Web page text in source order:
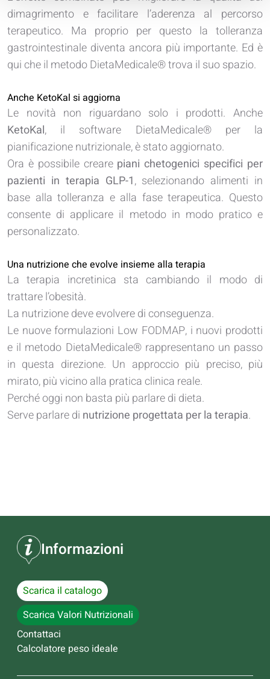
dimagrimento e facilitare l’aderenza al percorso
terapeutico. Ma proprio per questo la tolleranza
gastrointestinale diventa ancora più importante. Ed è
qui che il metodo DietaMedicale® trova il suo spazio.
Anche KetoKal si aggiorna
Le novità non riguardano solo i prodotti. Anche
KetoKal, il software DietaMedicale® per la
pianificazione nutrizionale, è stato aggiornato.
Ora è possibile creare piani chetogenici specifici per
pazienti in terapia GLP-1, selezionando alimenti in
base alla tolleranza e alla fase terapeutica. Questo
consente di applicare il metodo in modo pratico e
personalizzato.
Una nutrizione che evolve insieme alla terapia
La terapia incretinica sta cambiando il modo di
trattare l’obesità.
La nutrizione deve evolvere di conseguenza.
Le nuove formulazioni Low FODMAP, i nuovi prodotti
e il metodo DietaMedicale® rappresentano un passo
in questa direzione. Un approccio più preciso, più
mirato, più vicino alla pratica clinica reale.
Perché oggi non basta più parlare di dieta.
Serve parlare di nutrizione progettata per la terapia.
Informazioni
Scarica il catalogo
Scarica Valori Nutrizionali
Contattaci
Calcolatore peso ideale